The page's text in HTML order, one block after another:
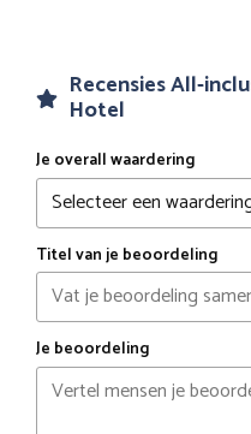
Recensies All-
Hotel
Je overall waardering
Titel van je beoordeling
Je beoordeling